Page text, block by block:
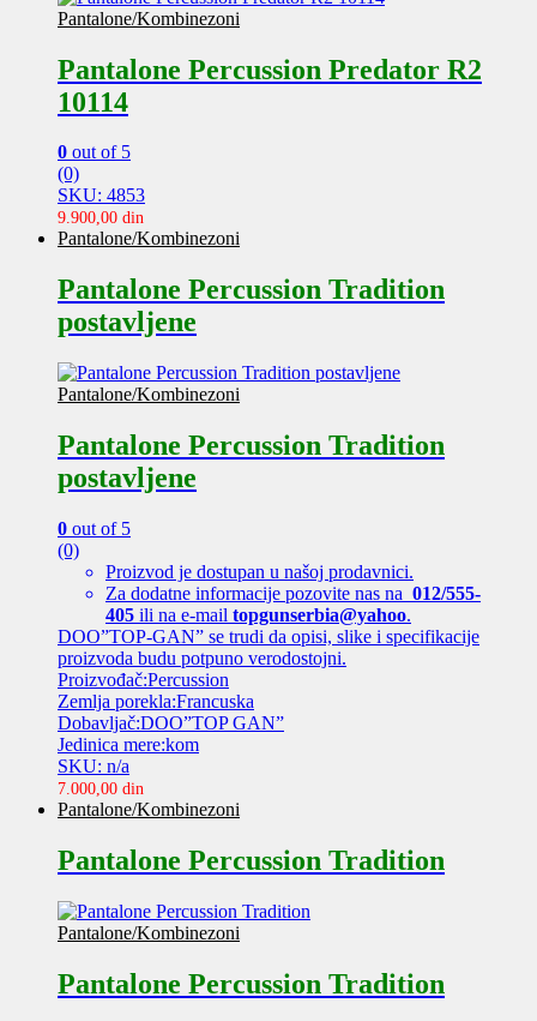
Pantalone/Kombinezoni
Pantalone Percussion Predator R2
10114
0 out of 5
(0)
SKU: 4853
9.900,00 din
Pantalone/Kombinezoni
Pantalone Percussion Tradition
postavljene
Pantalone/Kombinezoni
Pantalone Percussion Tradition
postavljene
0 out of 5
(0)
Proizvod je dostupan u našoj prodavnici.
Za dodatne informacije pozovite nas na 012/555-
405 ili na e-mail topgunserbia@yahoo.
DOO”TOP-GAN” se trudi da opisi, slike i specifikacije
proizvoda budu potpuno verodostojni.
Proizvođač:Percussion
Zemlja porekla:Francuska
Dobavljač:DOO”TOP GAN”
Jedinica mere:kom
SKU: n/a
7.000,00 din
Pantalone/Kombinezoni
Pantalone Percussion Tradition
Pantalone/Kombinezoni
Pantalone Percussion Tradition